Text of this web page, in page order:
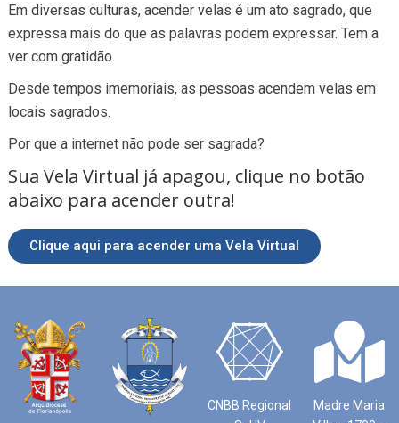
Em diversas culturas, acender velas é um ato sagrado, que
expressa mais do que as palavras podem expressar. Tem a
ver com gratidão.
Desde tempos imemoriais, as pessoas acendem velas em
locais sagrados.
Por que a internet não pode ser sagrada?
Sua Vela Virtual já apagou, clique no botão
abaixo para acender outra!
Clique aqui para acender uma Vela Virtual
CNBB Regional
Madre Maria